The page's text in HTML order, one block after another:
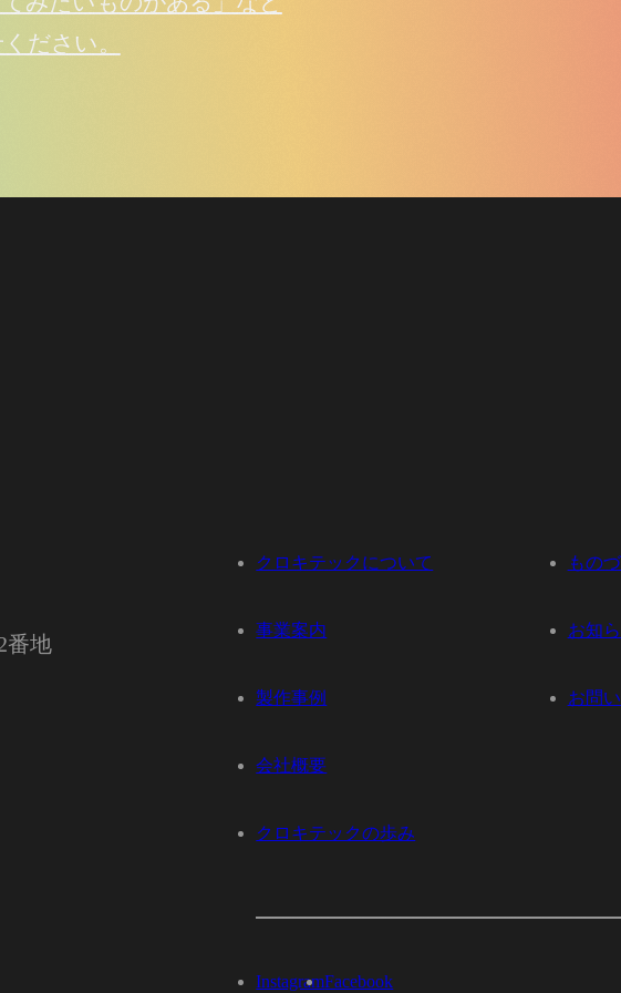
ださい。
番地
クロキテックについて
事業案内
製作事例
会社概要
クロキテックの歩み
もの
お知
お問
InstagramFacebook